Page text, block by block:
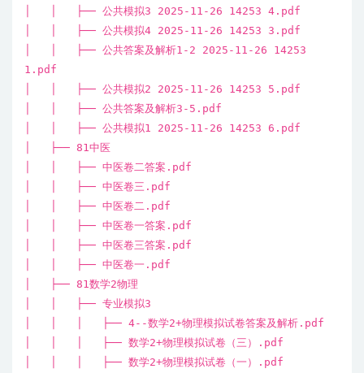
│ │ ├── 公共模拟3 2025-11-26 14253 4.pdf
│ │ ├── 公共模拟4 2025-11-26 14253 3.pdf
│ │ ├── 公共答案及解析1-2 2025-11-26 14253
1.pdf
│ │ ├── 公共模拟2 2025-11-26 14253 5.pdf
│ │ ├── 公共答案及解析3-5.pdf
│ │ ├── 公共模拟1 2025-11-26 14253 6.pdf
│ ├── 81中医
│ │ ├── 中医卷二答案.pdf
│ │ ├── 中医卷三.pdf
│ │ ├── 中医卷二.pdf
│ │ ├── 中医卷一答案.pdf
│ │ ├── 中医卷三答案.pdf
│ │ ├── 中医卷一.pdf
│ ├── 81数学2物理
│ │ ├── 专业模拟3
│ │ │ ├── 4--数学2+物理模拟试卷答案及解析.pdf
│ │ │ ├── 数学2+物理模拟试卷（三）.pdf
│ │ │ ├── 数学2+物理模拟试卷（一）.pdf